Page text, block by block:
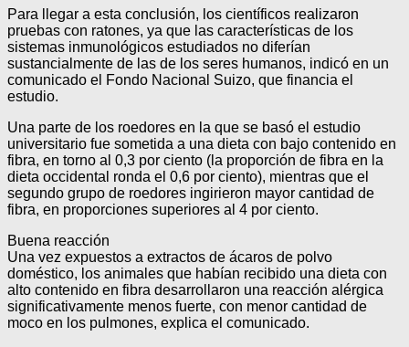
Para llegar a esta conclusión, los científicos realizaron
pruebas con ratones, ya que las características de los
sistemas inmunológicos estudiados no diferían
sustancialmente de las de los seres humanos, indicó en un
comunicado el Fondo Nacional Suizo, que financia el
estudio.
Una parte de los roedores en la que se basó el estudio
universitario fue sometida a una dieta con bajo contenido en
fibra, en torno al 0,3 por ciento (la proporción de fibra en la
dieta occidental ronda el 0,6 por ciento), mientras que el
segundo grupo de roedores ingirieron mayor cantidad de
fibra, en proporciones superiores al 4 por ciento.
Buena reacción
Una vez expuestos a extractos de ácaros de polvo
doméstico, los animales que habían recibido una dieta con
alto contenido en fibra desarrollaron una reacción alérgica
significativamente menos fuerte, con menor cantidad de
moco en los pulmones, explica el comunicado.